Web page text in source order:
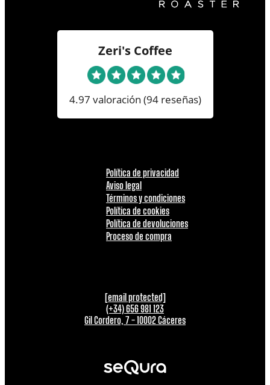
Zeri's Coffee
4.97 valoración (94 reseñas)
Política de privacidad
Aviso legal
Términos y condiciones
Política de cookies
Política de devoluciones
Proceso de compra
[email protected]
(+34) 656 981 123
Gil Cordero, 7 - 10002 Cáceres